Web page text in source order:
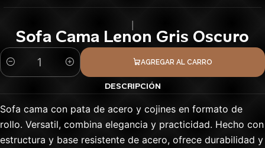
Sofa Cama Lenon Gris Oscuro
Cantidad
AGREGAR AL CARRO
DESCRIPCIÓN
Sofa cama con pata de acero y cojines en formato de
rollo. Versatil, combina elegancia y practicidad. Hecho con
estructura y base resistente de acero, ofrece durabilidad y